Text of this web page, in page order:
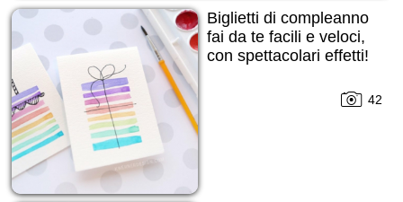
Biglietti di compleanno
fai da te facili e veloci,
con spettacolari effetti!
42